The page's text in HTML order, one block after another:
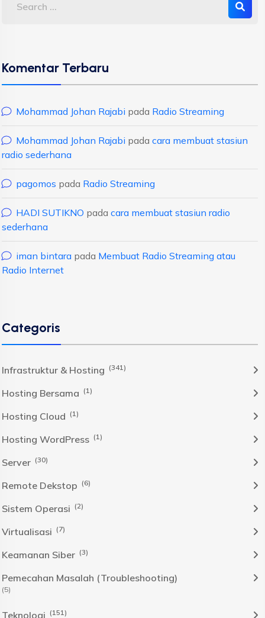
Komentar Terbaru
Mohammad Johan Rajabi pada Radio Streaming
Mohammad Johan Rajabi pada cara membuat stasiun
radio sederhana
pagomos pada Radio Streaming
HADI SUTIKNO pada cara membuat stasiun radio
sederhana
iman bintara pada Membuat Radio Streaming atau
Radio Internet
Categoris
Infrastruktur & Hosting (341)
Hosting Bersama (1)
Hosting Cloud (1)
Hosting WordPress (1)
Server (30)
Remote Dekstop (6)
Sistem Operasi (2)
Virtualisasi (7)
Keamanan Siber (3)
Pemecahan Masalah (Troubleshooting)
(5)
Teknologi (151)